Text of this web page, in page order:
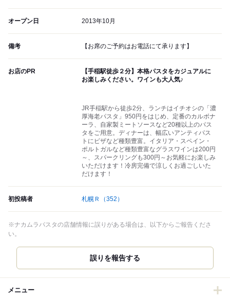
オープン日 2013年10月
備考 【お席のご予約はお電話にて承ります】
お店のPR
【手稲駅徒歩２分】本格パスタをカジュアルに
お楽しみください。ワインも大人気♪
JR手稲駅から徒歩2分、ランチはイチオシの「濃
厚海老パスタ」950円をはじめ、定番のカルボナ
ーラ、自家製ミートソースなど20種以上のパス
タをご用意。ディナーは、幅広いアンティパス
トにピザなど種類豊富。イタリア・スペイン・
ポルトガルなど種類豊富なグラスワインは200円
～、スパークリングも300円～お気軽にお楽しみ
いただけます！冷房完備で涼しくお過ごしいた
だけます！
初投稿者 札幌Ｒ （352）
※ナカムラパスタの店舗情報に誤りがある場合は、以下からご報告くださ
い。
誤りを報告する
メニュー